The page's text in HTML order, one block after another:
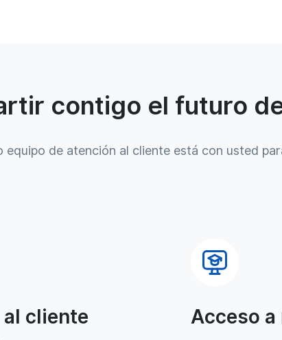
contigo el futuro
de atención al cliente está con usted
cliente
Acceso